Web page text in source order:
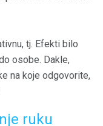
tj. Efekti bilo
osobe. Dakle,
na koje odgovorite,
ruku